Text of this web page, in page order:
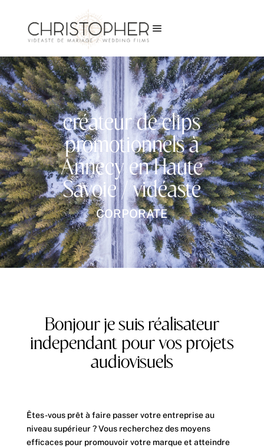
a
créateur de clips
promotionnels à
Annecy en Haute
Savoie / vidéaste
CORPORATE
Bonjour je suis réalisateur
independant pour vos projets
audiovisuels
Êtes-vous prêt à faire passer votre entreprise au
niveau supérieur ? Vous recherchez des moyens
efficaces pour promouvoir votre marque et atteindre